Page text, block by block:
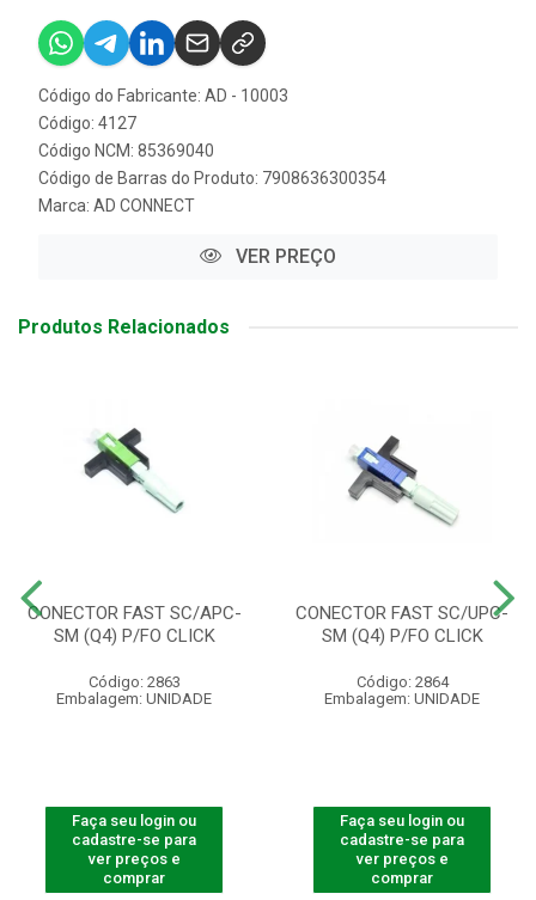
Código do Fabricante: AD - 10003
Código: 4127
Código NCM: 85369040
Código de Barras do Produto: 7908636300354
Marca: AD CONNECT
VER PREÇO
Produtos Relacionados
CONECTOR FAST SC/APC-
SM (Q4) P/FO CLICK
Código: 2863
Embalagem: UNIDADE
Faça seu login ou
cadastre-se para
ver preços e
comprar
CONECTOR FAST SC/UPC-
SM (Q4) P/FO CLICK
Código: 2864
Embalagem: UNIDADE
Faça seu login ou
cadastre-se para
ver preços e
comprar